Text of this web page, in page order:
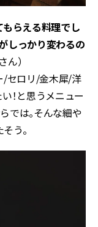
もらえる料理でし
しっかり変わるの
ん）
/セロリ/金木犀/洋
！と思うメニュー
では。そんな細や
う。